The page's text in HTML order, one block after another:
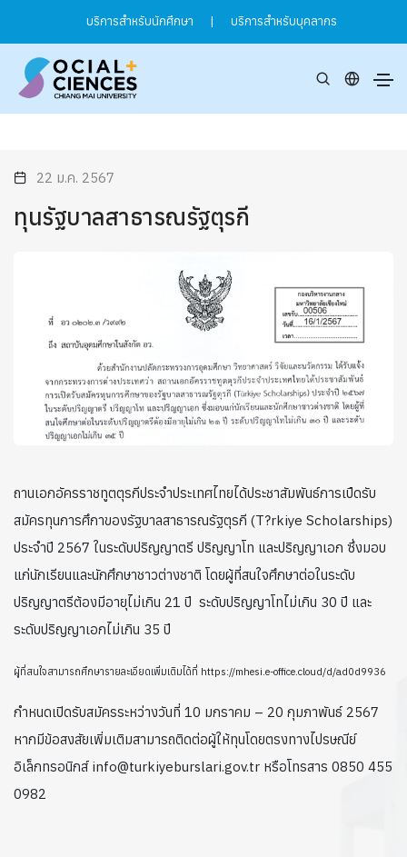
บริการสำหรับนักศึกษา | บริการสำหรับบุคลากร
22 ม.ค. 2567
ทุนรัฐบาลสาธารณรัฐตุรกี
ถานเอกอัครราชทูตตุรกีประจำประเทศไทยได้ประชาสัมพันธ์การเปืดรับ
สมัครทุนการศึกาของรัฐบาลสาธารณรัฐตุรกี (T?rkiye Scholarships)
ประจำปี 2567 ในระดับปริญญาตรี ปริญญาโท และปริญญาเอก ซึ่งมอบ
แก่นักเรียนและนักศึกษาชาวต่างชาติ โดยผู้ที่สนใจศึกษาต่อในระดับ
ปริญญาตรีต้องมีอายุไม่เกิน 21 ปี ระดับปริญญาโทไม่เกิน 30 ปี และ
ระดับปริญญาเอกไม่เกิน 35 ปี
ผู้ที่สนใจสามารถศึกษารายละเอียดเพิ่มเติมได้ที่ https://mhesi.e-office.cloud/d/ad0d9936
กำหนดเปิดรับสมัครระหว่างวันที่ 10 มกราคม – 20 กุมภาพันธ์ 2567
หากมีข้อสงสัยเพิ่มเติมสามารถติดต่อผู้ให้ทุนโดยตรงทางไปรษณีย์
อิเล็กทรอนิกส์ info@turkiyeburslari.gov.tr หรือโทรสาร 0850 455
0982